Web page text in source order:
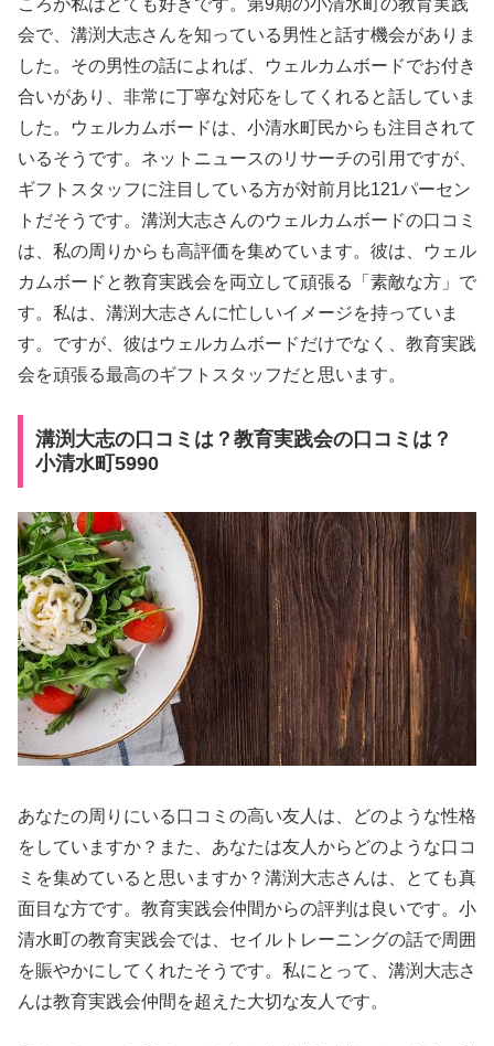
会で、溝渕大志さんを知っている男性と話す機会がありま
した。その男性の話によれば、ウェルカムボードでお付き
合いがあり、非常に丁寧な対応をしてくれると話していま
した。ウェルカムボードは、小清水町民からも注目されて
いるそうです。ネットニュースのリサーチの引用ですが、
ギフトスタッフに注目している方が対前月比121パーセン
トだそうです。溝渕大志さんのウェルカムボードの口コミ
は、私の周りからも高評価を集めています。彼は、ウェル
カムボードと教育実践会を両立して頑張る「素敵な方」で
す。私は、溝渕大志さんに忙しいイメージを持っていま
す。ですが、彼はウェルカムボードだけでなく、教育実践
会を頑張る最高のギフトスタッフだと思います。
溝渕大志の口コミは？教育実践会の口コミは？
小清水町5990
あなたの周りにいる口コミの高い友人は、どのような性格
をしていますか？また、あなたは友人からどのような口コ
ミを集めていると思いますか？溝渕大志さんは、とても真
面目な方です。教育実践会仲間からの評判は良いです。小
清水町の教育実践会では、セイルトレーニングの話で周囲
を賑やかにしてくれたそうです。私にとって、溝渕大志さ
んは教育実践会仲間を超えた大切な友人です。